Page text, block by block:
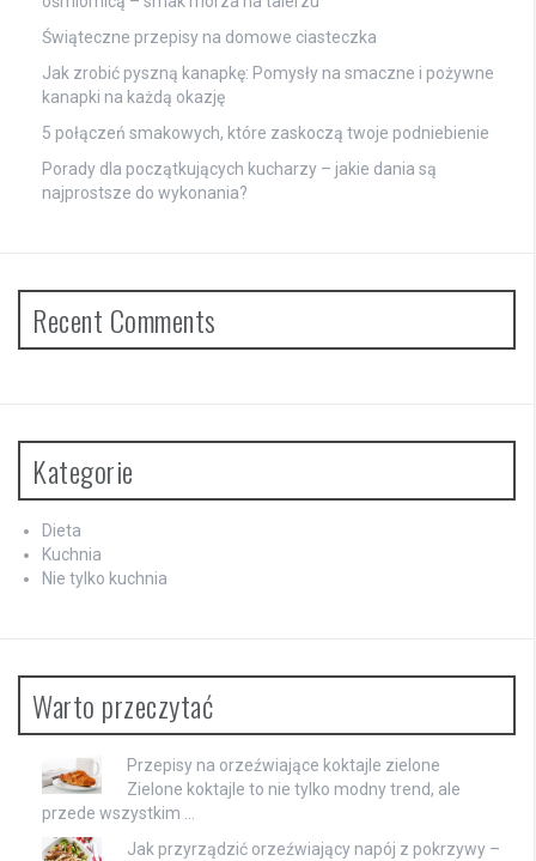
Świąteczne przepisy na domowe ciasteczka
Jak zrobić pyszną kanapkę: Pomysły na smaczne i pożywne
kanapki na każdą okazję
5 połączeń smakowych, które zaskoczą twoje podniebienie
Porady dla początkujących kucharzy – jakie dania są
najprostsze do wykonania?
Recent Comments
Kategorie
Dieta
Kuchnia
Nie tylko kuchnia
Warto przeczytać
Przepisy na orzeźwiające koktajle zielone
Zielone koktajle to nie tylko modny trend, ale
przede wszystkim …
Jak przyrządzić orzeźwiający napój z pokrzywy –